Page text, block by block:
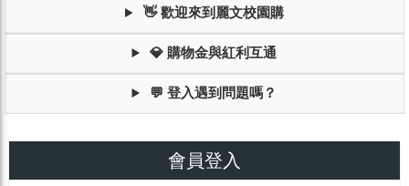
👋 歡迎來到麗文校園購
💎 購物金與紅利互通
💬 登入遇到問題嗎？
會員登入